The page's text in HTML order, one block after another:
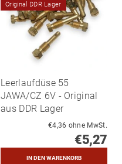
Original DDR Lager
Leerlaufdüse 55
JAWA/CZ 6V - Original
aus DDR Lager
€4,36 ohne MwSt.
€5,27